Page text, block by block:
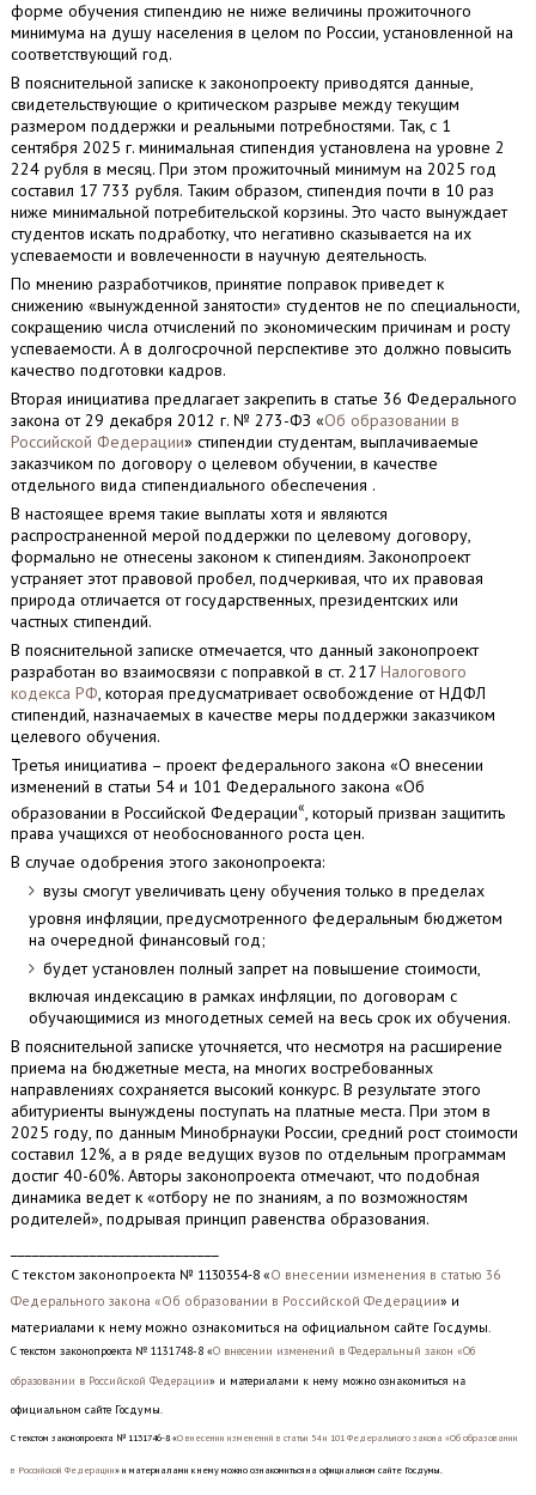
форме обучения стипендию не ниже величины прожиточного
минимума на душу населения в целом по России, установленной на
соответствующий год.
В пояснительной записке к законопроекту приводятся данные,
свидетельствующие о критическом разрыве между текущим
размером поддержки и реальными потребностями. Так, с 1
сентября 2025 г. минимальная стипендия установлена на уровне 2
224 рубля в месяц. При этом прожиточный минимум на 2025 год
составил 17 733 рубля. Таким образом, стипендия почти в 10 раз
ниже минимальной потребительской корзины. Это часто вынуждает
студентов искать подработку, что негативно сказывается на их
успеваемости и вовлеченности в научную деятельность.
По мнению разработчиков, принятие поправок приведет к
снижению «вынужденной занятости» студентов не по специальности,
сокращению числа отчислений по экономическим причинам и росту
успеваемости. А в долгосрочной перспективе это должно повысить
качество подготовки кадров.
Вторая инициатива предлагает закрепить в статье 36 Федерального
закона от 29 декабря 2012 г. № 273-ФЗ «Об образовании в
Российской Федерации» стипендии студентам, выплачиваемые
заказчиком по договору о целевом обучении, в качестве
отдельного вида стипендиального обеспечения .
В настоящее время такие выплаты хотя и являются
распространенной мерой поддержки по целевому договору,
формально не отнесены законом к стипендиям. Законопроект
устраняет этот правовой пробел, подчеркивая, что их правовая
природа отличается от государственных, президентских или
частных стипендий.
В пояснительной записке отмечается, что данный законопроект
разработан во взаимосвязи с поправкой в ст. 217 Налогового
кодекса РФ, которая предусматривает освобождение от НДФЛ
стипендий, назначаемых в качестве меры поддержки заказчиком
целевого обучения.
Третья инициатива – проект федерального закона «О внесении
изменений в статьи 54 и 101 Федерального закона «Об
образовании в Российской Федерации« , который призван защитить
права учащихся от необоснованного роста цен.
В случае одобрения этого законопроекта:
вузы смогут увеличивать цену обучения только в пределах
уровня инфляции, предусмотренного федеральным бюджетом
на очередной финансовый год;
будет установлен полный запрет на повышение стоимости,
включая индексацию в рамках инфляции, по договорам с
обучающимися из многодетных семей на весь срок их обучения.
В пояснительной записке уточняется, что несмотря на расширение
приема на бюджетные места, на многих востребованных
направлениях сохраняется высокий конкурс. В результате этого
абитуриенты вынуждены поступать на платные места. При этом в
2025 году, по данным Минобрнауки России, средний рост стоимости
составил 12%, а в ряде ведущих вузов по отдельным программам
достиг 40-60%. Авторы законопроекта отмечают, что подобная
динамика ведет к «отбору не по знаниям, а по возможностям
родителей», подрывая принцип равенства образования.
С текстом законопроекта № 1130354-8 «О внесении изменения в статью 36
Федерального закона «Об образовании в Российской Федерации» и
материалами к нему можно ознакомиться на официальном сайте Госдумы.
С текстом законопроекта № 1131748-8 «О внесении изменений в Федеральный закон «Об
образовании в Российской Федерации» и материалами к нему можно ознакомиться на
официальном сайте Госдумы.
С текстом законопроекта № 1131746-8 «О внесении изменений в статьи 54 и 101 Федерального закона «Об образовании
в Российской Федерации» и материалами к нему можно ознакомиться на официальном сайте Госдумы.